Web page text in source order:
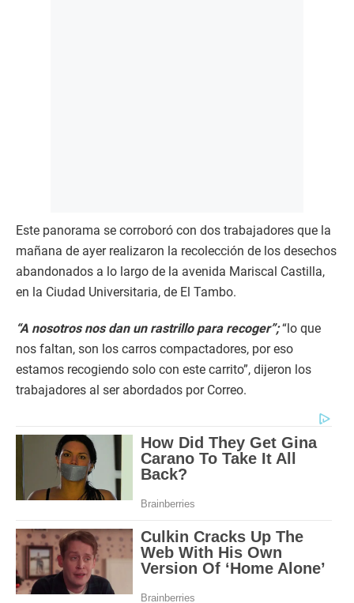
Este panorama se corroboró con dos trabajadores que la
mañana de ayer realizaron la recolección de los desechos
abandonados a lo largo de la avenida Mariscal Castilla,
en la Ciudad Universitaria, de El Tambo.
“A nosotros nos dan un rastrillo para recoger”;“lo que
nos faltan, son los carros compactadores, por eso
estamos recogiendo solo con este carrito”, dijeron los
trabajadores al ser abordados por Correo.